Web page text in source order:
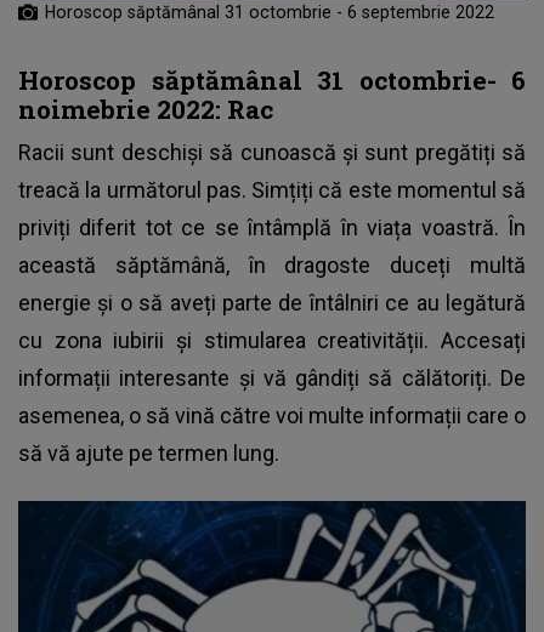
Horoscop săptămânal 31 octombrie - 6 septembrie 2022
Horoscop săptămânal 31 octombrie- 6
noimebrie 2022: Rac
Racii sunt deschiși să cunoască și sunt pregătiți să
treacă la următorul pas. Simțiți că este momentul să
priviți diferit tot ce se întâmplă în viața voastră. În
această săptămână, în dragoste duceți multă
energie și o să aveți parte de întâlniri ce au legătură
cu zona iubirii și stimularea creativității. Accesați
informații interesante și vă gândiți să călătoriți. De
asemenea, o să vină către voi multe informații care o
să vă ajute pe termen lung.